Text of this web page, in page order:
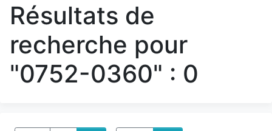
Résultats de
recherche pour
"0752-0360" : 0